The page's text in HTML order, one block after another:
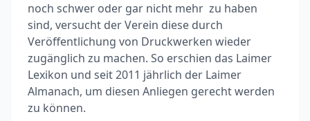
noch schwer oder gar nicht mehr zu haben
sind, versucht der Verein diese durch
Veröffentlichung von Druckwerken wieder
zugänglich zu machen. So erschien das Laimer
Lexikon und seit 2011 jährlich der Laimer
Almanach, um diesen Anliegen gerecht werden
zu können.